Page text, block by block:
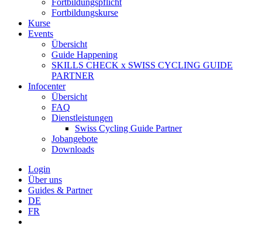
Fortbildungspflicht
Fortbildungskurse
Kurse
Events
Übersicht
Guide Happening
SKILLS CHECK x SWISS CYCLING GUIDE
PARTNER
Infocenter
Übersicht
FAQ
Dienstleistungen
Swiss Cycling Guide Partner
Jobangebote
Downloads
Login
Über uns
Guides & Partner
DE
FR